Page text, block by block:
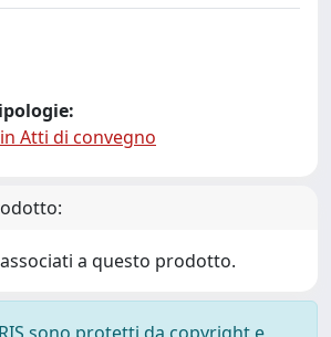
Atti di convegno
a questo prodotto.